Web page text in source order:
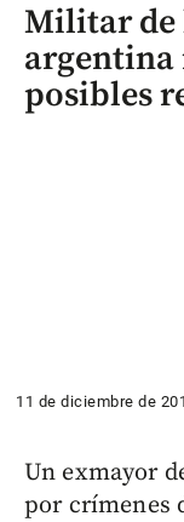
Militar de
argentina
posibles
11 de diciembre de
Un exmayor
por crímenes